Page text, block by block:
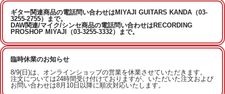
ギター関連商品の電話問い合わせはMIYAJI GUITARS KANDA（03-
3255-2755）まで。
DAW関連/マイク/シンセ商品の電話問い合わせはRECORDING
PROSHOP MIYAJI（03-3255-3332）まで。
臨時休業のお知らせ
8/9(日)は、オンラインショップの営業を休業させていただきます。
注文については24時間受け付けておりますが、いただいた注文および
お問い合わせは8月10日以降に順次対応いたします。